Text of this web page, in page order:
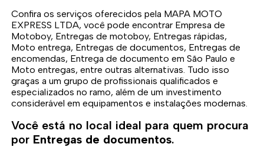
Confira os serviços oferecidos pela MAPA MOTO
EXPRESS LTDA, você pode encontrar Empresa de
Motoboy, Entregas de motoboy, Entregas rápidas,
Moto entrega, Entregas de documentos, Entregas de
encomendas, Entrega de documento em São Paulo e
Moto entregas, entre outras alternativas. Tudo isso
graças a um grupo de profissionais qualificados e
especializados no ramo, além de um investimento
considerável em equipamentos e instalações modernas.
Você está no local ideal para quem procura
por Entregas de documentos.